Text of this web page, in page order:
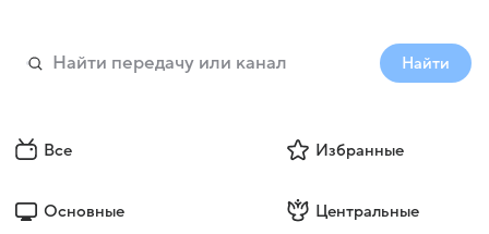
Найти
Все Избранные
Основные Центральные